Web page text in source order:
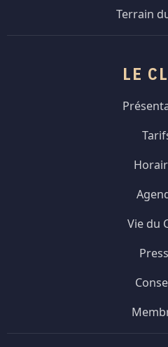
Terrain
LE
Vie du